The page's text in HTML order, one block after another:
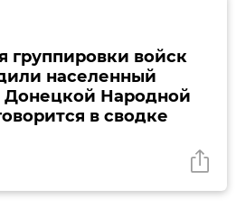
группировки войск
населенный
Донецкой Народной
в сводке